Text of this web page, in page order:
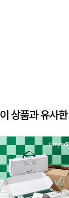
이 상품과 유사한